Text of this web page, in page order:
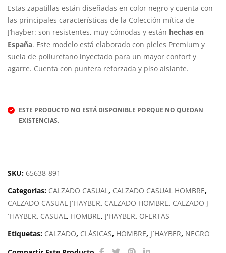
REC
TA
MUJ
ER
HA
AN
500
Estas zapatillas están diseñadas en color negro y cuenta con
las principales características de la Colección mítica de
J’hayber: son resistentes, muy cómodas y están hechas en
España. Este modelo está elaborado con pieles Premium y
suela de poliuretano inyectado para un mayor confort y
agarre. Cuenta con puntera reforzada y piso aislante.
ESTE PRODUCTO NO ESTÁ DISPONIBLE PORQUE NO QUEDAN
EXISTENCIAS.
SKU: 65638-891
Categorías: CALZADO CASUAL , CALZADO CASUAL HOMBRE,
CALZADO CASUAL J´HAYBER, CALZADO HOMBRE, CALZADO J
´HAYBER, CASUAL , HOMBRE, J'HAYBER, OFERTAS
Etiquetas: CALZADO, CLÁSICAS, HOMBRE, J´HAYBER, NEGRO